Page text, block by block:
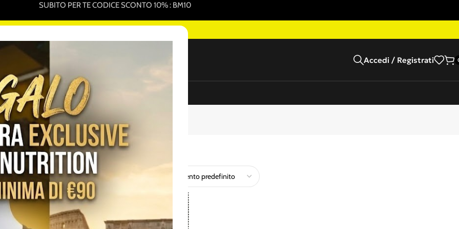
SUBITO PER TE CODICE SCONTO 10% : BM10
Accedi / Registrati
Sportive In VenditaPromo Pack
ENERVIT
risultati